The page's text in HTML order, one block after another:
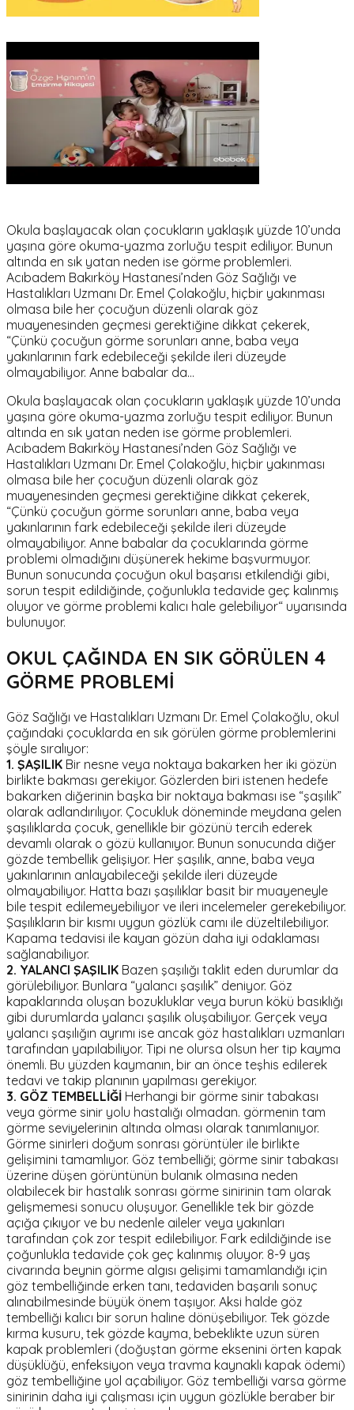
Okula başlayacak olan çocukların yaklaşık yüzde 10’unda
yaşına göre okuma-yazma zorluğu tespit ediliyor. Bunun
altında en sık yatan neden ise görme problemleri.
Acıbadem Bakırköy Hastanesi’nden Göz Sağlığı ve
Hastalıkları Uzmanı Dr. Emel Çolakoğlu, hiçbir yakınması
olmasa bile her çocuğun düzenli olarak göz
muayenesinden geçmesi gerektiğine dikkat çekerek,
“Çünkü çocuğun görme sorunları anne, baba veya
yakınlarının fark edebileceği şekilde ileri düzeyde
olmayabiliyor. Anne babalar da…
Okula başlayacak olan çocukların yaklaşık yüzde 10’unda
yaşına göre okuma-yazma zorluğu tespit ediliyor. Bunun
altında en sık yatan neden ise görme problemleri.
Acıbadem Bakırköy Hastanesi’nden Göz Sağlığı ve
Hastalıkları Uzmanı Dr. Emel Çolakoğlu, hiçbir yakınması
olmasa bile her çocuğun düzenli olarak göz
muayenesinden geçmesi gerektiğine dikkat çekerek,
“Çünkü çocuğun görme sorunları anne, baba veya
yakınlarının fark edebileceği şekilde ileri düzeyde
olmayabiliyor. Anne babalar da çocuklarında görme
problemi olmadığını düşünerek hekime başvurmuyor.
Bunun sonucunda çocuğun okul başarısı etkilendiği gibi,
sorun tespit edildiğinde, çoğunlukla tedavide geç kalınmış
oluyor ve görme problemi kalıcı hale gelebiliyor“ uyarısında
bulunuyor.
OKUL ÇAĞINDA EN SIK GÖRÜLEN 4
GÖRME PROBLEMİ
Göz Sağlığı ve Hastalıkları Uzmanı Dr. Emel Çolakoğlu, okul
çağındaki çocuklarda en sık görülen görme problemlerini
şöyle sıralıyor:
1. ŞAŞILIK Bir nesne veya noktaya bakarken her iki gözün
birlikte bakması gerekiyor. Gözlerden biri istenen hedefe
bakarken diğerinin başka bir noktaya bakması ise “şaşılık”
olarak adlandırılıyor. Çocukluk döneminde meydana gelen
şaşılıklarda çocuk, genellikle bir gözünü tercih ederek
devamlı olarak o gözü kullanıyor. Bunun sonucunda diğer
gözde tembellik gelişiyor. Her şaşılık, anne, baba veya
yakınlarının anlayabileceği şekilde ileri düzeyde
olmayabiliyor. Hatta bazı şaşılıklar basit bir muayeneyle
bile tespit edilemeyebiliyor ve ileri incelemeler gerekebiliyor.
Şaşılıkların bir kısmı uygun gözlük camı ile düzeltilebiliyor.
Kapama tedavisi ile kayan gözün daha iyi odaklaması
sağlanabiliyor.
2. YALANCI ŞAŞILIK Bazen şaşılığı taklit eden durumlar da
görülebiliyor. Bunlara “yalancı şaşılık” deniyor. Göz
kapaklarında oluşan bozukluklar veya burun kökü basıklığı
gibi durumlarda yalancı şaşılık oluşabiliyor. Gerçek veya
yalancı şaşılığın ayrımı ise ancak göz hastalıkları uzmanları
tarafından yapılabiliyor. Tipi ne olursa olsun her tip kayma
önemli. Bu yüzden kaymanın, bir an önce teşhis edilerek
tedavi ve takip planının yapılması gerekiyor.
3. GÖZ TEMBELLİĞİ Herhangi bir görme sinir tabakası
veya görme sinir yolu hastalığı olmadan. görmenin tam
görme seviyelerinin altında olması olarak tanımlanıyor.
Görme sinirleri doğum sonrası görüntüler ile birlikte
gelişimini tamamlıyor. Göz tembelliği; görme sinir tabakası
üzerine düşen görüntünün bulanık olmasına neden
olabilecek bir hastalık sonrası görme sinirinin tam olarak
gelişmemesi sonucu oluşuyor. Genellikle tek bir gözde
açığa çıkıyor ve bu nedenle aileler veya yakınları
tarafından çok zor tespit edilebiliyor. Fark edildiğinde ise
çoğunlukla tedavide çok geç kalınmış oluyor. 8-9 yaş
civarında beynin görme algısı gelişimi tamamlandığı için
göz tembelliğinde erken tanı, tedaviden başarılı sonuç
alınabilmesinde büyük önem taşıyor. Aksi halde göz
tembelliği kalıcı bir sorun haline dönüşebiliyor. Tek gözde
kırma kusuru, tek gözde kayma, bebeklikte uzun süren
kapak problemleri (doğuştan görme eksenini örten kapak
düşüklüğü, enfeksiyon veya travma kaynaklı kapak ödemi)
göz tembelliğine yol açabiliyor. Göz tembelliği varsa görme
sinirinin daha iyi çalışması için uygun gözlükle beraber bir